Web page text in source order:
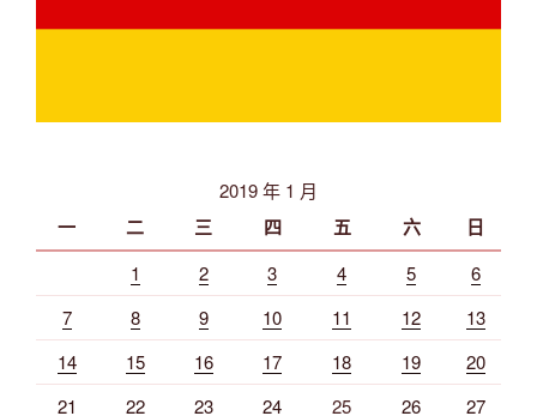
2019 年 1 月
一 二 三 四 五 六 日
1 2 3 4 5
6
7
8 9 10 11 12
13
14
15 16 17 18 19
20
21
22 23 24 25 26 27